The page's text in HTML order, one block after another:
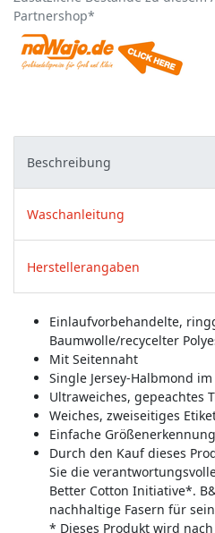
Partnershop*
Beschreibung
Waschanleitung
Herstellerangaben
Einlaufvorbehandelte,
Baumwolle/recycelter
Mit Seitennaht
Single Jersey-Halbmond im
Ultraweiches, gepeachtes
Weiches, zweiseitiges
Einfache Größenerkennung
Durch den Kauf dieses
Sie die
Better Cotton Initiative*.
nachhaltige Fasern für
* Dieses Produkt wird